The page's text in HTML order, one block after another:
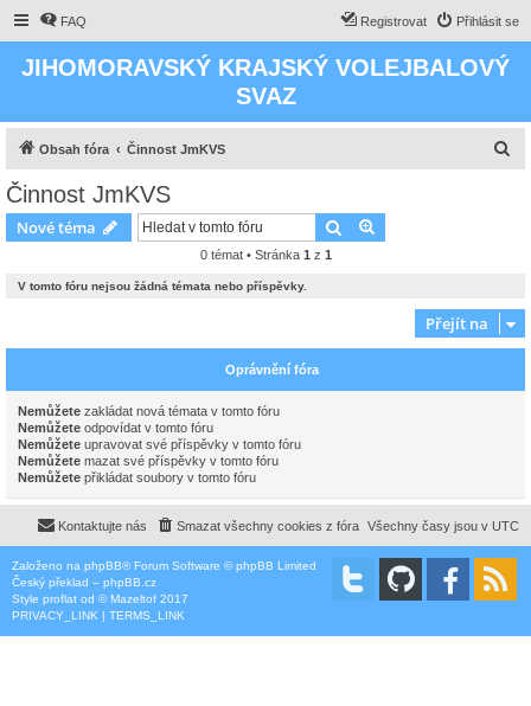
FAQ Přihlásit se
Registrovat
JIHOMORAVSKÝ KRAJSKÝ VOLEJBALOVÝ
SVAZ
Obsah fóra Činnost JmKVS
Činnost JmKVS
Nové téma Hledat
0 témat • Stránka 1 z 1
V tomto fóru nejsou žádná témata nebo příspěvky.
Přejít na
Oprávnění fóra
Nemůžete zakládat nová témata v tomto fóru
Nemůžete odpovídat v tomto fóru
Nemůžete upravovat své příspěvky v tomto fóru
Nemůžete mazat své příspěvky v tomto fóru
Nemůžete přikládat soubory v tomto fóru
Všechny časy jsou v UTC
Smazat všechny cookies z fóra
Kontaktujte nás
Založeno na phpBB® Forum Software © phpBB Limited
Český překlad – phpBB.cz
Style proflat od ©Mazeltof 2017
PRIVACY_LINK | TERMS_LINK